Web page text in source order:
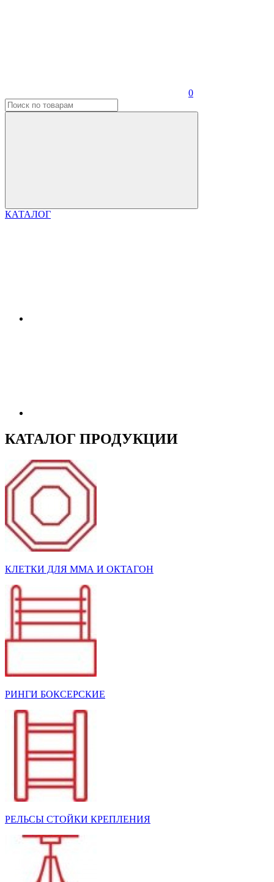
0
КАТАЛОГ
КАТАЛОГ ПРОДУКЦИИ
КЛЕТКИ ДЛЯ ММА И ОКТАГОН
РИНГИ БОКСЕРСКИЕ
РЕЛЬСЫ СТОЙКИ КРЕПЛЕНИЯ